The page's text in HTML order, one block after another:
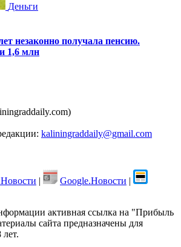
Деньги
незаконно получала пенсию.
1,6 млн
kaliningraddaily@gmail.com
| Google.Новости |
активная ссылка на "Прибыль
сайта предназначены для